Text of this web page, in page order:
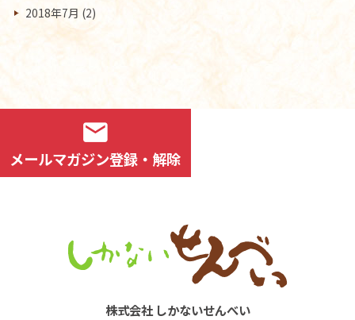
2018年7月 (2)
mail
メールマガジン登録・解除
株式会社 しかないせんべい